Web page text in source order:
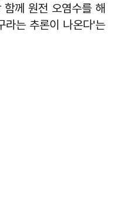
께 원전 오염수를 해
라는 추론이 나온다'는